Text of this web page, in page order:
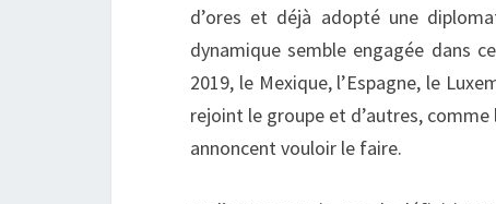
d’ores et déjà adopté une
dynamique semble engagée dans
2019, le Mexique, l’Espagne, le
rejoint le groupe et d’autres,
annoncent vouloir le faire.